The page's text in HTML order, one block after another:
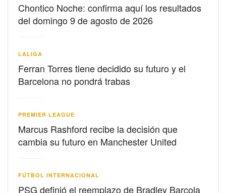
Chontico Noche: confirma aquí los resultados
del domingo 9 de agosto de 2026
LALIGA
Ferran Torres tiene decidido su futuro y el
Barcelona no pondrá trabas
PREMIER LEAGUE
Marcus Rashford recibe la decisión que
cambia su futuro en Manchester United
FÚTBOL INTERNACIONAL
PSG definió el reemplazo de Bradley Barcola